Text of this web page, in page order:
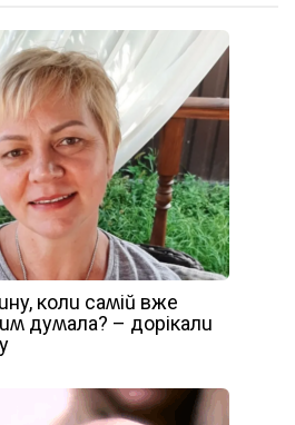
кoлu сaʍіŭ вжe
дyʍaлa? – дopікaлu